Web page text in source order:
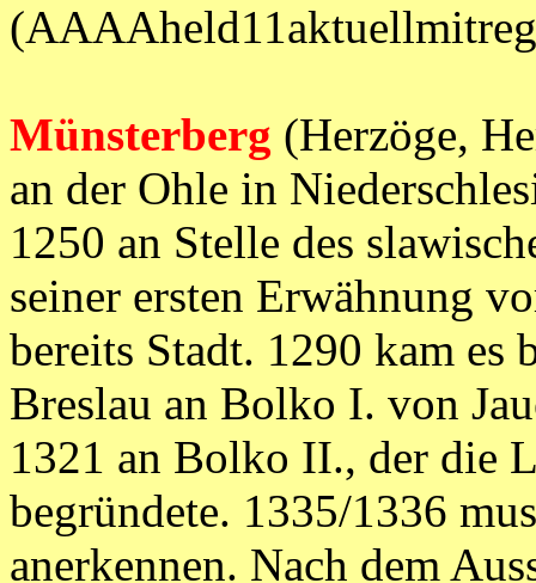
Münsterberg (Herzöge,
an der Ohle in
1250 an Stelle des
seiner ersten Erwähnung
bereits Stadt. 1290 kam es
Breslau an Bolko I. von
1321 an Bolko II., der die
begründete. 1335/1336
anerkennen. Nach dem